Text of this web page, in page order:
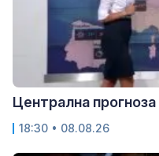
Централна прогноза
18:30 • 08.08.26